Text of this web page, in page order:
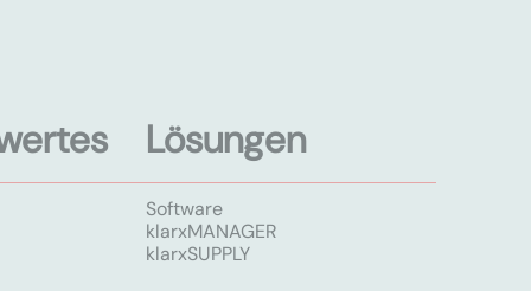
Lösungen
Software
klarxMANAGER
klarxSUPPLY